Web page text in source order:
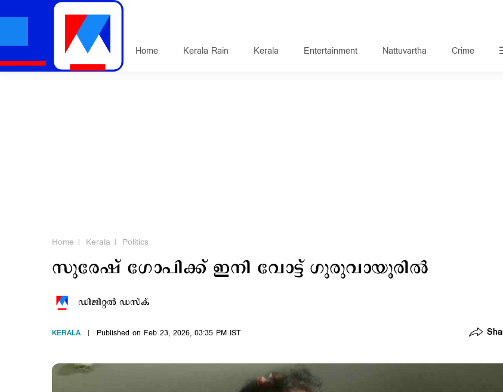
Home Kerala Rain Kerala Entertainment Nattuvartha Crime
Home Kerala Politics
സുരേഷ് ഗോപിക്ക് ഇനി വോട്ട് ഗുരുവായൂരിൽ
ഡിജിറ്റല്‍ ഡസ്ക്
KERALA Published on Feb 23, 2026, 03:35 PM IST